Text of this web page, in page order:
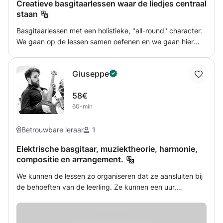
antwoord is wat jij interessant vindt.
Creatieve basgitaarlessen waar de liedjes centraal
staan
Basgitaarlessen met een holistieke, "all-round" character.
We gaan op de lessen samen oefenen en we gaan hier
wordt de leerproces ook sneller, gezelliger en vloeiender!
Onze belangrijkste thema's: - techniek en overzicht van
de bas (waar?) - algemene muziekleer, gehoortraining
(waarom?) - creatieve improvisatie en compositie (wat?) -
volwassenen en tieners duren de lessen 1 uur. Voor alle
niveau.
Giuseppe
58€
60-min
Betrouwbare leraar 1
Elektrische basgitaar, muziektheorie, harmonie,
compositie en arrangement.
We kunnen de lessen zo organiseren dat ze aansluiten bij
de behoeften van de leerling. Ze kunnen een uur,